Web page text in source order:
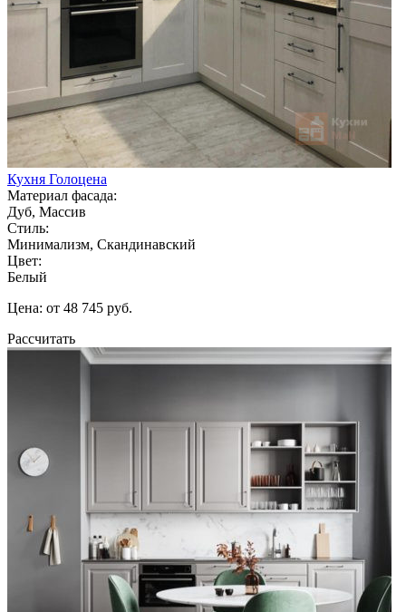
Кухня Голоцена
Материал фасада:
Дуб, Массив
Стиль:
Минимализм, Скандинавский
Цвет:
Белый
Цена: от 48 745 руб.
Рассчитать